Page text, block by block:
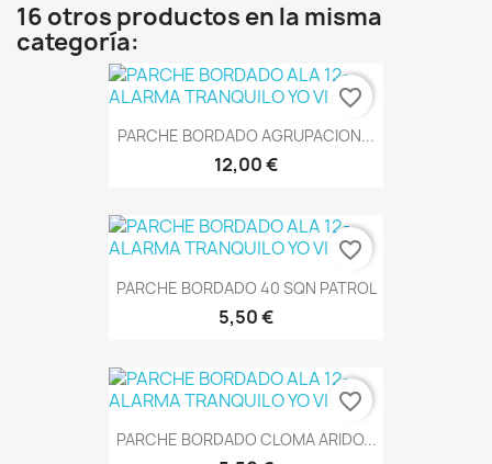
16 otros productos en la misma
categoría:
PARCHE BORDADO AGRUPACION...
12,00 €
favorite_border
PARCHE BORDADO 40 SQN PATROL
5,50 €
favorite_border
PARCHE BORDADO CLOMA ARIDO...
favorite_border